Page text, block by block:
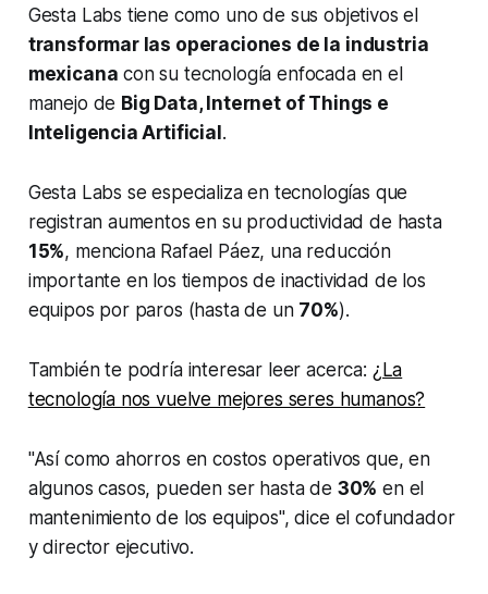
Gesta Labs tiene como uno de sus objetivos el
transformar las operaciones de la industria
mexicana con su tecnología enfocada en el
manejo de Big Data, Internet of Things e
Inteligencia Artificial.
Gesta Labs se especializa en tecnologías que
registran aumentos en su productividad de hasta
15%, menciona Rafael Páez, una reducción
importante en los tiempos de inactividad de los
equipos por paros (hasta de un 70%).
También te podría interesar leer acerca: ¿La
tecnología nos vuelve mejores seres humanos?
"Así como ahorros en costos operativos que, en
algunos casos, pueden ser hasta de 30% en el
mantenimiento de los equipos", dice el cofundador
y director ejecutivo.